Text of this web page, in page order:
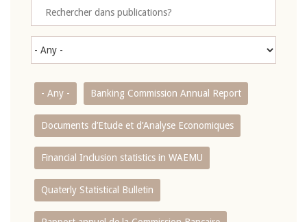
- Any - Banking Commission Annual Report
Documents d’Etude et d’Analyse Economiques
Financial Inclusion statistics in WAEMU
Quaterly Statistical Bulletin